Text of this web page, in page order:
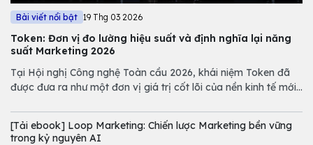
Bài viết nổi bật 19 Thg 03 2026
Token: Đơn vị đo lường hiệu suất và định nghĩa lại năng
suất Marketing 2026
Tại Hội nghị Công nghệ Toàn cầu 2026, khái niệm Token đã
được đưa ra như một đơn vị giá trị cốt lõi của nền kinh tế mới.
chúng ta sẽ bỏ lỡ một bước ngoặt quan trọng trong quản trị
Marketing.
[Tải ebook] Loop Marketing: Chiến lược Marketing bền vững
trong kỷ nguyên AI